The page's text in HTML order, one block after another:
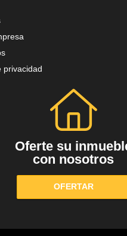
privacidad
Oferte su
con nosotros
OFERTAR